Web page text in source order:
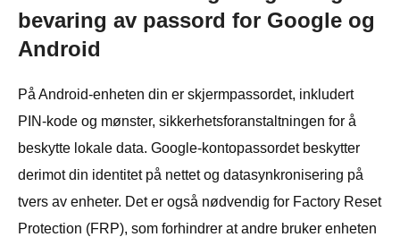
bevaring av passord for Google og
Android
På Android-enheten din er skjermpassordet, inkludert
PIN-kode og mønster, sikkerhetsforanstaltningen for å
beskytte lokale data. Google-kontopassordet beskytter
derimot din identitet på nettet og datasynkronisering på
tvers av enheter. Det er også nødvendig for Factory Reset
Protection (FRP), som forhindrer at andre bruker enheten